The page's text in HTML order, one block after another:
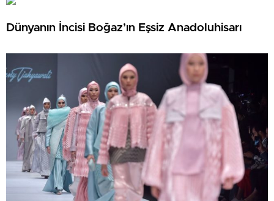
Dünyanın İncisi Boğaz’ın Eşsiz Anadoluhisarı